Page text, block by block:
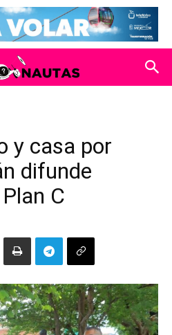
y casa por
difunde
C